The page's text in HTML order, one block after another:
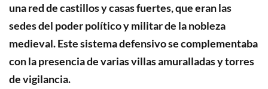
una red de castillos y casas fuertes, que eran las
sedes del poder político y militar de la nobleza
medieval. Este sistema defensivo se complementaba
con la presencia de varias villas amuralladas y torres
de vigilancia.